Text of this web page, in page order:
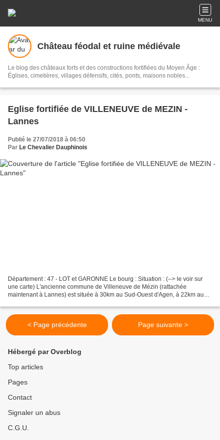
MENU
Château féodal et ruine médiévale
Le blog des châteaux forts et des constructions fortifiées du Moyen Âge :
Églises, cimetières, villages défensifs, cités, ponts, maisons nobles...
Eglise fortifiée de VILLENEUVE de MEZIN -
Lannes
Publié le 27/07/2018 à 06:50
Par Le Chevalier Dauphinois
Département : 47 - LOT et GARONNE Le bourg : Situation : (--> le voir sur
une carte) L'ancienne commune de Villeneuve de Mézin (rattachée
maintenant à Lannes) est située à 30km au Sud-Ouest d'Agen, à 22km au
< Page précédente Page suivante >
Hébergé par Overblog
Top articles
Pages
Contact
Signaler un abus
C.G.U.